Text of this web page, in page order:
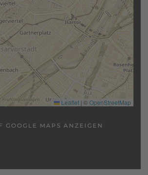
Leaflet | ©OpenStreetMap
GOOGLE MAPS ANZEIGEN